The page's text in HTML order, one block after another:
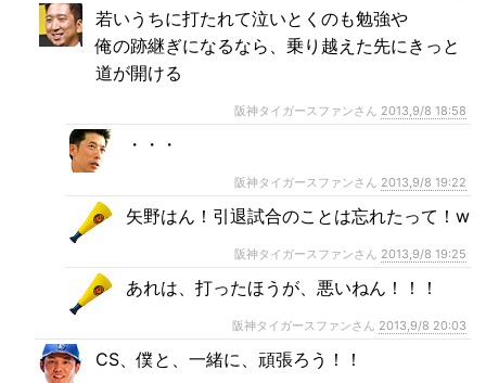
若いうちに打たれて泣いとくのも勉強や
俺の跡継ぎになるなら、乗り越えた先にきっと
道が開ける
阪神タイガースファンさん 2013,9/8 18:58
・・・
阪神タイガースファンさん 2013,9/8 19:22
矢野はん！引退試合のことは忘れたって！w
阪神タイガースファンさん 2013,9/8 19:25
あれは、打ったほうが、悪いねん！！！
阪神タイガースファンさん 2013,9/8 20:03
CS、僕と、一緒に、頑張ろう！！